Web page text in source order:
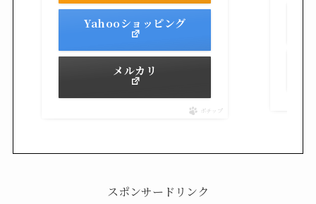
Yahooショッピング
メルカリ
ポチップ
スポンサードリンク